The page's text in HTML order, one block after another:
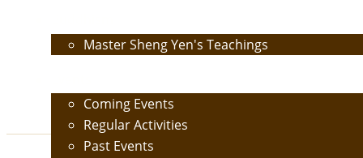
Master Sheng Yen's Teachings
Coming Events
Regular Activities
Past Events